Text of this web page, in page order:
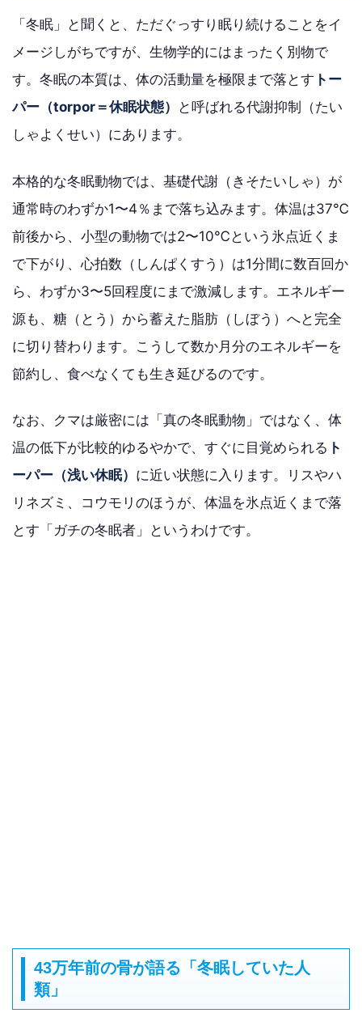
「冬眠」と聞くと、ただぐっすり眠り続けることをイ
メージしがちですが、生物学的にはまったく別物で
す。冬眠の本質は、体の活動量を極限まで落とす トー
パー（torpor＝休眠状態）
と呼ばれる代謝抑制（たい
しゃよくせい）にあります。
本格的な冬眠動物では、基礎代謝（きそたいしゃ）が
通常時のわずか1〜4％まで落ち込みます。体温は37℃
前後から、小型の動物では2〜10℃という氷点近くま
で下がり、心拍数（しんぱくすう）は1分間に数百回か
ら、わずか3〜5回程度にまで激減します。エネルギー
源も、糖（とう）から蓄えた脂肪（しぼう）へと完全
に切り替わります。こうして数か月分のエネルギーを
節約し、食べなくても生き延びるのです。
なお、クマは厳密には「真の冬眠動物」ではなく、体
温の低下が比較的ゆるやかで、すぐに目覚められる ト
ーパー（浅い休眠） に近い状態に入ります。リスやハ
リネズミ、コウモリのほうが、体温を氷点近くまで落
とす「ガチの冬眠者」というわけです。
43万年前の骨が語る「冬眠していた人
類」